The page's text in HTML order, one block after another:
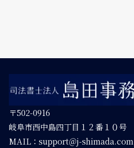
〒502-0916
岐阜市西中島四丁目１２番１０号
MAIL：support＠j-shimada.com